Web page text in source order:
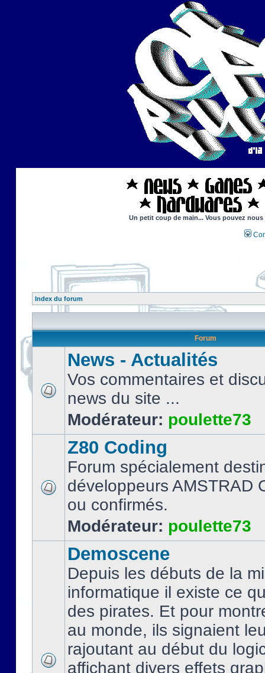
Un petit coup de main... Vous pouvez
Index du forum
Forum
News - Actualités
Vos commentaires et
news du site ...
Modérateur: poulette73
Z80 Coding
Forum spécialement
développeurs AMSTRAD
ou confirmés.
Modérateur: poulette73
Demoscene
Depuis les débuts de la
informatique il existe ce
des pirates. Et pour
au monde, ils signaient
rajoutant au début du
affichant divers effets